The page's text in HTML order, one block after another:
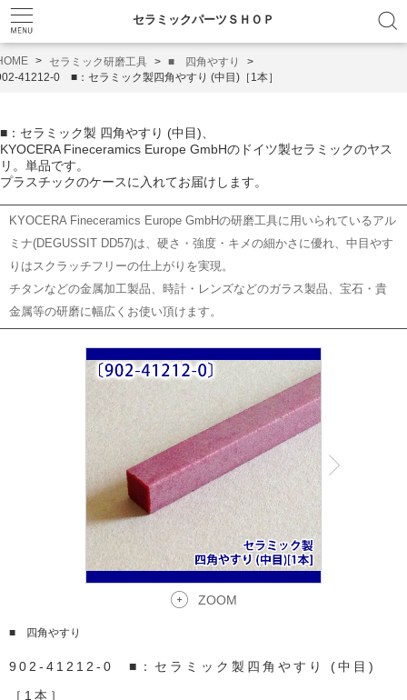
セラミックパーツＳＨＯＰ
セラミック研磨工具
■ 四角やすり
41212-0 ■：セラミック製四角やすり (中目)［1本］
■：セラミック製 四角やすり (中目)、
KYOCERA Fineceramics Europe GmbHのドイツ製セラミックのヤス
リ。単品です。
プラスチックのケースに入れてお届けします。
KYOCERA Fineceramics Europe GmbHの研磨工具に用いられているアル
ミナ(DEGUSSIT DD57)は、硬さ・強度・キメの細かさに優れ、中目やす
りはスクラッチフリーの仕上がりを実現。
チタンなどの金属加工製品、時計・レンズなどのガラス製品、宝石・貴
金属等の研磨に幅広くお使い頂けます。
ZOOM
■ 四角やすり
902-41212-0 ■：セラミック製四角やすり (中目)
［1本］